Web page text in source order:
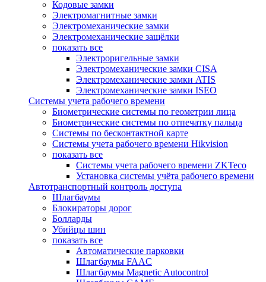
Кодовые замки
Электромагнитные замки
Электромеханические замки
Электромеханические защёлки
показать все
Электроригельные замки
Электромеханические замки CISA
Электромеханические замки ATIS
Электромеханические замки ISEO
Системы учета рабочего времени
Биометрические системы по геометрии лица
Биометрические системы по отпечатку пальца
Системы по бесконтактной карте
Системы учета рабочего времени Hikvision
показать все
Системы учета рабочего времени ZKTeco
Установка системы учёта рабочего времени
Автотранспортный контроль доступа
Шлагбаумы
Блокираторы дорог
Болларды
Убийцы шин
показать все
Автоматические парковки
Шлагбаумы FAAC
Шлагбаумы Magnetic Autocontrol